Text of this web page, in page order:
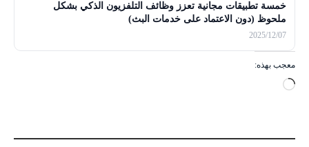
خمسة تطبيقات مجانية تعزز وظائف التلفزيون الذكي بشكل
ملحوظ (دون الاعتماد على خدمات البث)
2025/12/07
معجب بهذه:
ج